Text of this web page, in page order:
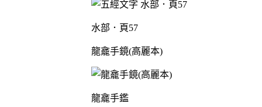
水部．頁57
龍龕手鏡(高麗本)
龍龕手鑑